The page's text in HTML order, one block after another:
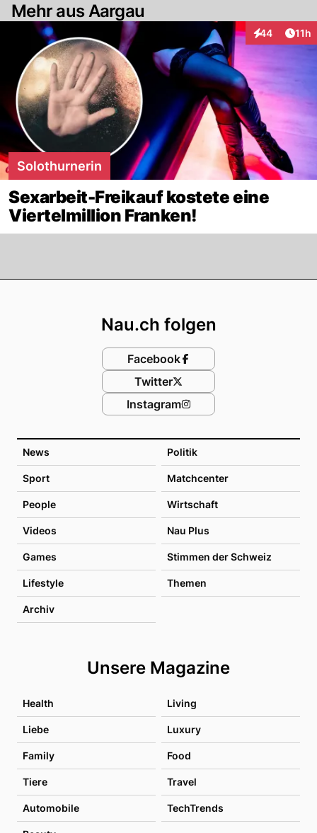
Mehr aus Aargau
44
Interaktionen
11h
Solothurnerin
Sexarbeit-Freikauf kostete eine
Viertelmillion Franken!
News Politik
Sport Matchcenter
People Wirtschaft
Videos Nau Plus
Games Stimmen der Schweiz
Lifestyle Themen
Archiv
Unsere Magazine
Health Living
Liebe Luxury
Family Food
Tiere Travel
Automobile TechTrends
Nau.ch folgen
Facebook
Twitter
Instagram